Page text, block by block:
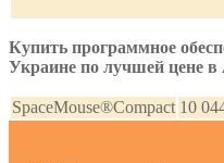
Купить программное
Украине по лучшей цене
SpaceMouse®Compact 10